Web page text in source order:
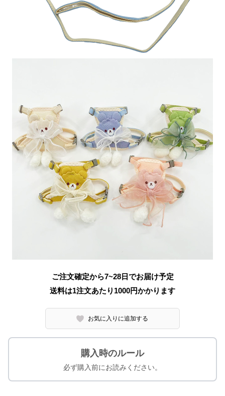
ご注文確定から7~28日でお届け予定
送料は1注文あたり 1000円かかります
お気に入りに追加する
購入時のルール
必ず購入前にお読みください。